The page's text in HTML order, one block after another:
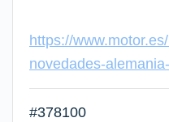
https://
novedades-
#378100